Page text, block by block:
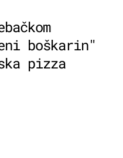
boškarin"
pizza